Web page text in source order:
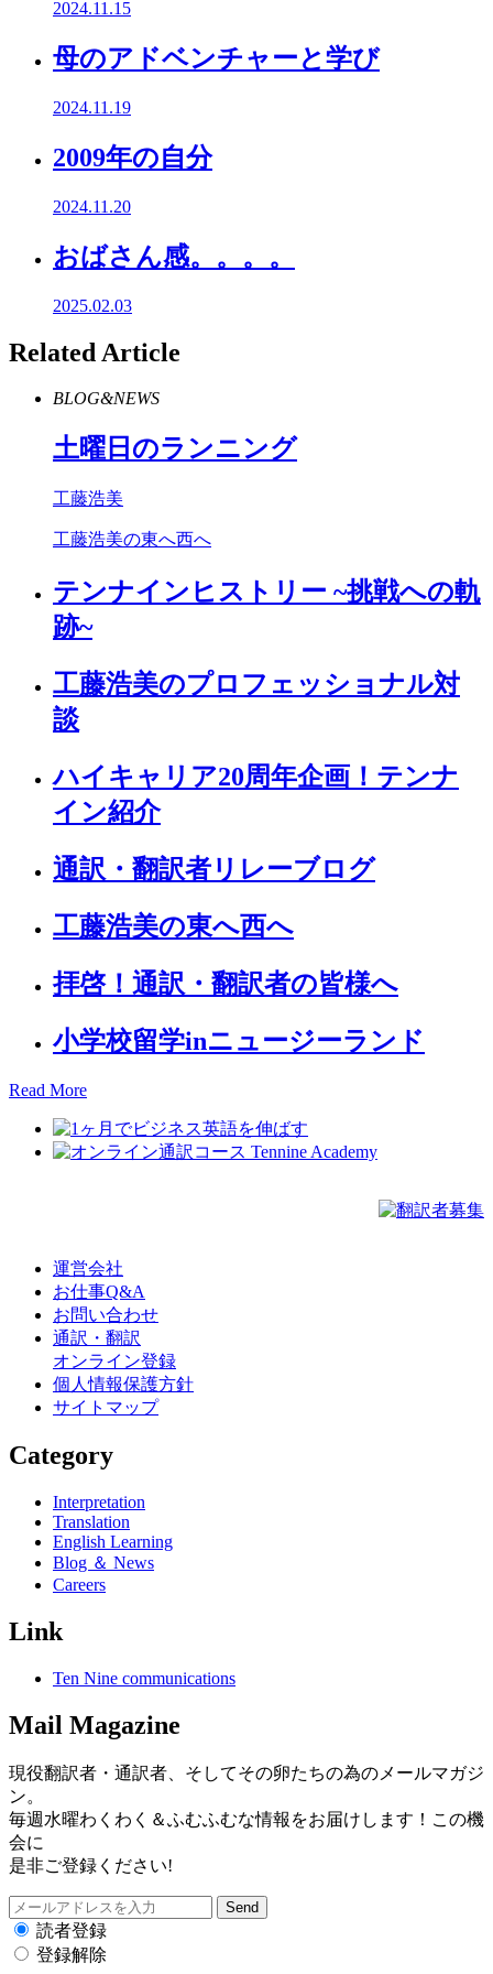
2024.11.15
母のアドベンチャーと学び
2024.11.19
2009年の自分
2024.11.20
おばさん感。。。。
2025.02.03
Related Article
BLOG&NEWS
土曜日のランニング
工藤浩美
工藤浩美の東へ西へ
テンナインヒストリー ~挑戦への軌
跡~
工藤浩美のプロフェッショナル対
談
ハイキャリア20周年企画！テンナ
イン紹介
通訳・翻訳者リレーブログ
工藤浩美の東へ西へ
拝啓！通訳・翻訳者の皆様へ
小学校留学inニュージーランド
Read More
運営会社
お仕事Q&A
お問い合わせ
通訳・翻訳
オンライン登録
個人情報保護方針
サイトマップ
Category
Interpretation
Translation
English Learning
Blog ＆ News
Careers
Link
Ten Nine communications
Mail Magazine
現役翻訳者・通訳者、そしてその卵たちの為のメールマガジ
ン。
毎週水曜わくわく＆ふむふむな情報をお届けします！この機
会に
是非ご登録ください!
読者登録
登録解除